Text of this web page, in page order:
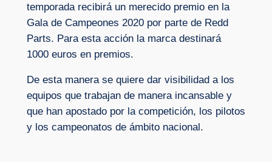
temporada recibirá un merecido premio en la
Gala de Campeones 2020 por parte de Redd
Parts. Para esta acción la marca destinará
1000 euros en premios.
De esta manera se quiere dar visibilidad a los
equipos que trabajan de manera incansable y
que han apostado por la competición, los pilotos
y los campeonatos de ámbito nacional.